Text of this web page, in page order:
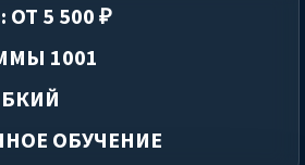
5 500 ₽
1001
ОБУЧЕНИЕ